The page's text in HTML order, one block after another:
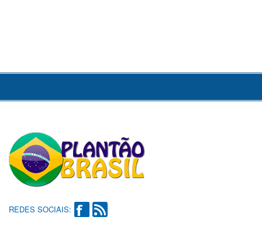
REDES SOCIAIS: